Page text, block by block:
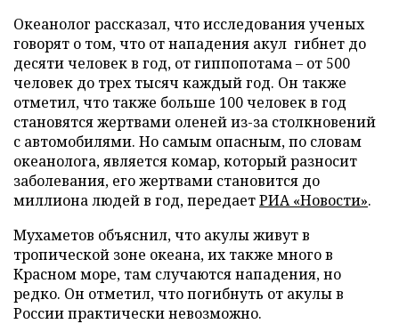
Океанолог рассказал, что исследования ученых
говорят о том, что от нападения акул гибнет до
десяти человек в год, от гиппопотама – от 500
человек до трех тысяч каждый год. Он также
отметил, что также больше 100 человек в год
становятся жертвами оленей из-за столкновений
с автомобилями. Но самым опасным, по словам
океанолога, является комар, который разносит
заболевания, его жертвами становится до
миллиона людей в год, передаетРИА «Новости».
Мухаметов объяснил, что акулы живут в
тропической зоне океана, их также много в
Красном море, там случаются нападения, но
редко. Он отметил, что погибнуть от акулы в
России практически невозможно.